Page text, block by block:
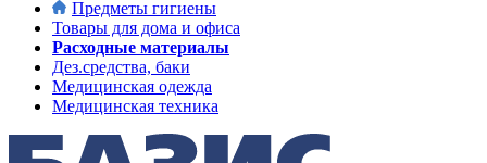
Предметы гигиены
Товары для дома и офиса
Расходные материалы
Дез.средства, баки
Медицинская одежда
Медицинская техника